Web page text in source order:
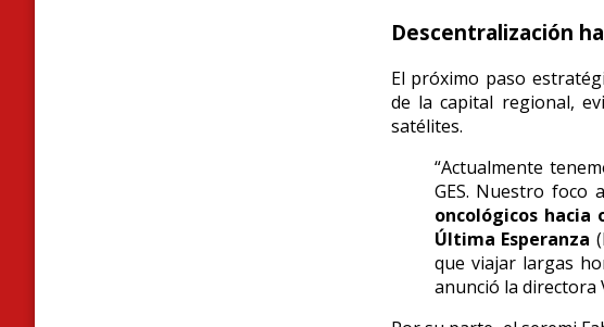
Descentralización
El próximo paso
de la capital regional,
satélites.
“Actualmente
GES. Nuestro foco
oncológicos hacia
Última Esperanza
que viajar largas
anunció la directora